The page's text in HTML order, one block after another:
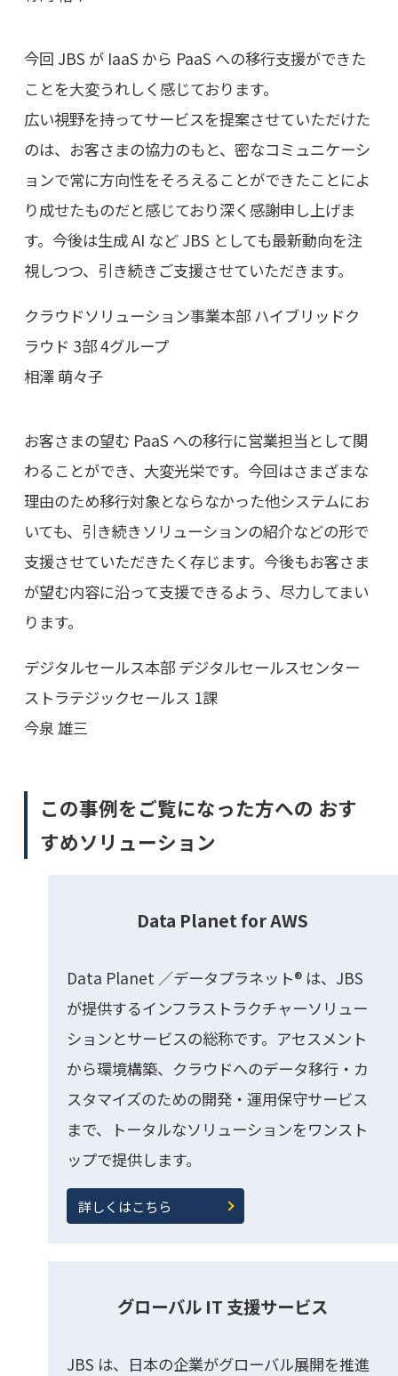
今回 JBS が IaaS から PaaS への移行支援ができた
ことを大変うれしく感じております。
広い視野を持ってサービスを提案させていただけた
のは、お客さまの協力のもと、密なコミュニケーシ
ョンで常に方向性をそろえることができたことによ
り成せたものだと感じており深く感謝申し上げま
す。今後は生成 AI など JBS としても最新動向を注
視しつつ、引き続きご支援させていただきます。
クラウドソリューション事業本部 ハイブリッドク
ラウド 3部 4グループ
相澤 萌々子
お客さまの望む PaaS への移行に営業担当として関
わることができ、大変光栄です。今回はさまざまな
理由のため移行対象とならなかった他システムにお
いても、引き続きソリューションの紹介などの形で
支援させていただきたく存じます。今後もお客さま
が望む内容に沿って支援できるよう、尽力してまい
ります。
デジタルセールス本部 デジタルセールスセンター
ストラテジックセールス 1課
今泉 雄三
この事例をご覧になった方への おす
すめソリューション
Data Planet for AWS
Data Planet ／データプラネット® は、JBS
が提供するインフラストラクチャーソリュー
ションとサービスの総称です。アセスメント
から環境構築、クラウドへのデータ移行・カ
スタマイズのための開発・運用保守サービス
まで、トータルなソリューションをワンスト
ップで提供します。
詳しくはこちら
グローバル IT 支援サービス
JBS は、日本の企業がグローバル展開を推進